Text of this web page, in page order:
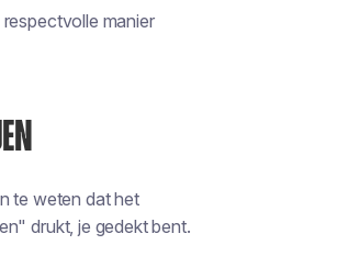
manier
te weten dat het
drukt, je gedekt bent.